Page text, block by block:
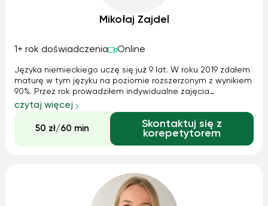
Mikołaj Zajdel
1+ rok doświadczenia Online
Języka niemieckiego uczę się już 9 lat. W roku 2019 zdałem
maturę w tym języku na poziomie rozszerzonym z wynikiem
90%. Przez rok prowadziłem indywidualne zajęcia
korepetycyjne języka niemieckiego dla osób dorosłych i
dzieci. Wakacje 2018 spędziłem u niemieckojęzycznych
krewnych. Brałem udział w wymianach uczniowskich z
Niemcami.
czytaj więcej
50 zł/60 min
Skontaktuj się z
korepetytorem